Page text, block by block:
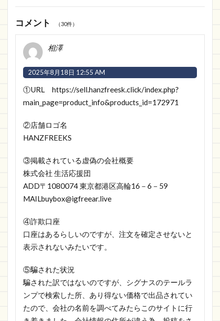
コメント （30件）
相澤
2025年8月18日 12:55 AM
①URL https://sell.hanzfreesk.click/index.php?
main_page=product_info&products_id=172971
②店舗ロゴ名
HANZFREEKS
③掲載されている虚偽の会社概要
株式会社 生活応援団
ADD〒1080074 東京都港区高輪16－6－59
MAILbuybox@igfreear.live
④詐欺口座
口座はあるらしいのですが、注文を確定させないと
表示されないみたいです。
⑤騙された状況
騙された訳ではないのですが、シグナスのテールラ
ンプで検索した所、あり得ない価格で出品されてい
たので、会社の名前を調べてみたらこのサイトに行